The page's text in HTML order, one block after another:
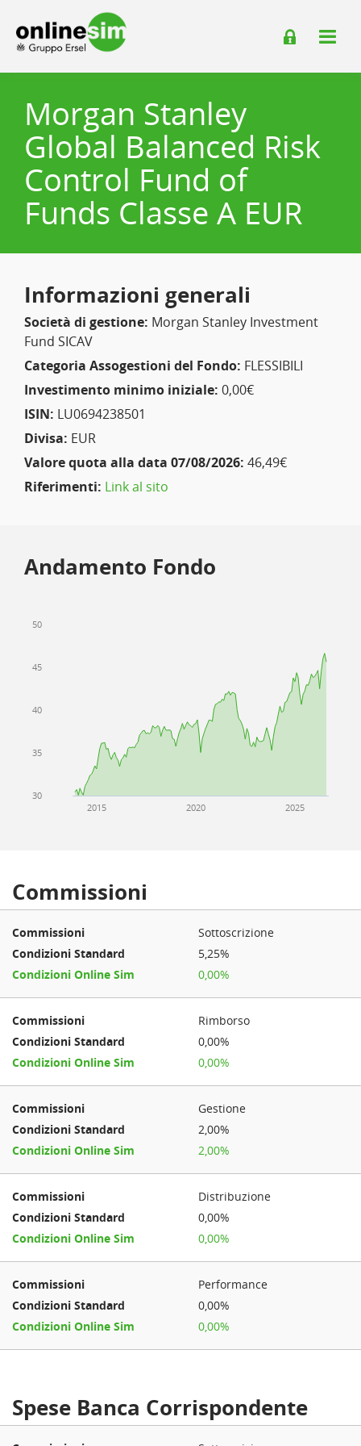
Morgan Stanley
Global Balanced Risk
Control Fund of
Funds Classe A EUR
Informazioni generali
Società di gestione: Morgan Stanley Investment
Fund SICAV
Categoria Assogestioni del Fondo: FLESSIBILI
Investimento minimo iniziale: 0,00€
ISIN: LU0694238501
Divisa: EUR
Valore quota alla data 07/08/2026: 46,49€
Riferimenti: Link al sito
Andamento Fondo
2015 2020 2025
30
35
40
45
50
Commissioni
Sottoscrizione
5,25%
0,00%
Rimborso
0,00%
0,00%
Gestione
2,00%
2,00%
Distribuzione
0,00%
0,00%
Performance
0,00%
0,00%
Spese Banca Corrispondente